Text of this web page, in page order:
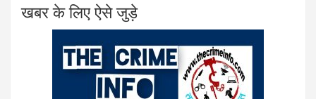
खबर के लिए ऐसे जुड़े